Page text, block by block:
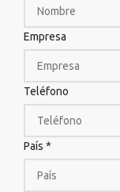
Empresa
Teléfono
País *